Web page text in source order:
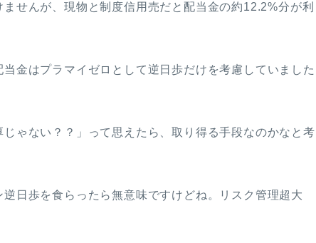
せんが、現物と制度信用売だと配当金の約12.2%分が利
金はプラマイゼロとして逆日歩だけを考慮していました
ゃない？？」って思えたら、取り得る手段なのかなと考
日歩を食らったら無意味ですけどね。リスク管理超大